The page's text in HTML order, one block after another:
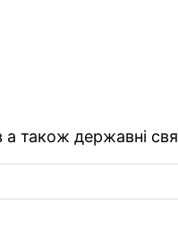
також державні